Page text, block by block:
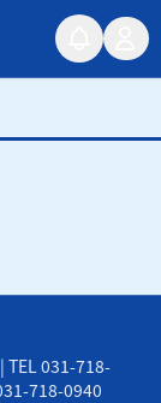
TEL 031-718-
718-0940